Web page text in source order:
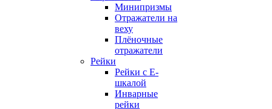
Минипризмы
Отражатели на
веху
Плёночные
отражатели
Рейки
Рейки с E-
шкалой
Инварные
рейки